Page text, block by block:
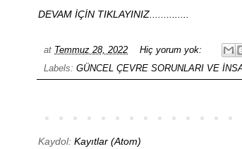
DEVAM İÇİN TIKLAYINIZ..............
at Temmuz 28, 2022
Hiç yorum yok:
Labels: GÜNCEL ÇEVRE SORUNLARI VE
Kaydol: Kayıtlar (Atom)